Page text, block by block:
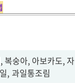
복숭아, 아보카도, 자
, 과일통조림